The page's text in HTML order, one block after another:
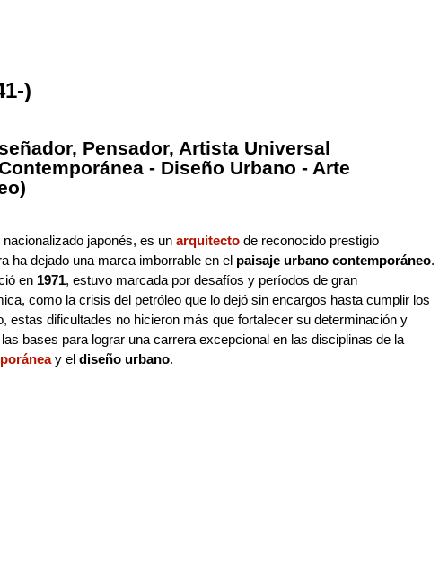
)
Pensador, Artista Universal
- Diseño Urbano - Arte
nacionalizado japonés, es un arquitecto de reconocido prestigio
ha dejado una marca imborrable en el paisaje urbano contemporáneo.
en 1971, estuvo marcada por desafíos y períodos de gran
como la crisis del petróleo que lo dejó sin encargos hasta cumplir los
estas dificultades no hicieron más que fortalecer su determinación y
bases para lograr una carrera excepcional en las disciplinas de la
y el diseño urbano.